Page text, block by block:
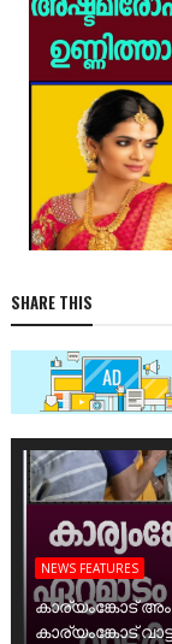
SHARE THIS
NEWS FEATURES
കാര്യംങ്കോട്
കാര്യംങ്കോട്